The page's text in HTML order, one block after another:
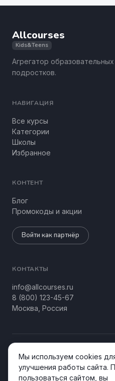
Allcourses
Kids&Teens
Агрегатор
подростков.
НАВИГАЦИЯ
Все курсы
Категории
Школы
Избранное
КОНТЕНТ
Блог
Промокоды и акции
Войти как партнёр
КОНТАКТЫ
info@allcourses.ru
8 (800) 123-45-67
Москва, Россия
КонфиденциальностьСоглашение
Мы используем cookies
улучшения работы сайта.
пользоваться сайтом, вы